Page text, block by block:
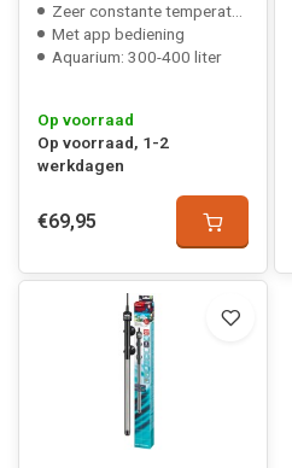
Zeer constante temperatuur
Met app bediening
Aquarium: 300-400 liter
Op voorraad
Op voorraad, 1-2
werkdagen
€69,95